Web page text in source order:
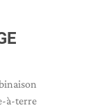
à-terre